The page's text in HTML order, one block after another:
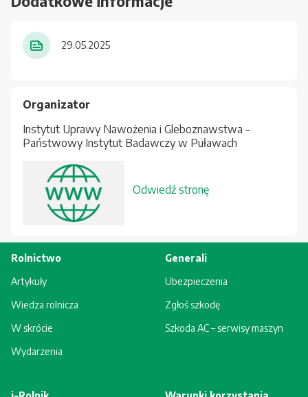
29.05.2025
Organizator
Instytut Uprawy Nawożenia i Gleboznawstwa –
Państwowy Instytut Badawczy w Puławach
Odwiedź stronę
Rolnictwo
Artykuły
Wiedza rolnicza
W skrócie
Wydarzenia
Generali
Ubezpieczenia
Zgłoś szkodę
Szkoda AC – serwisy maszyn